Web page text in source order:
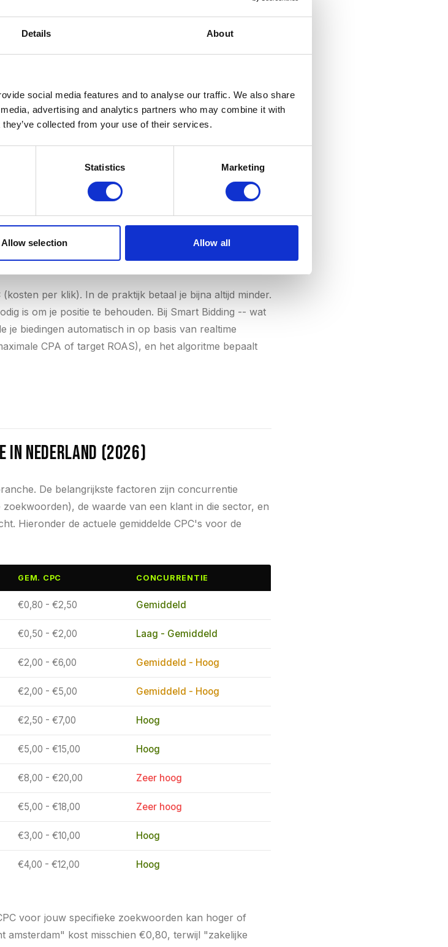
Details About
social media features and to analyse our traffic. We also share
advertising and analytics partners who may combine it with
collected from your use of their services.
Statistics Marketing
Allow selection Allow all
advertentie-extensies en zoekcontext)
een kwaliteitsscore van 8. Dan is je Ad Rank 24. Je
van 4 -- dat geeft een Ad Rank van 20. Jij wint
Je betaalt niet eens je maximale bod. Je betaalt
onder je te verslaan, plus €0,01.
in plaats van je maximale €3. Een hogere
over hoe die berekening exact werkt lees je in onze
per klik). In de praktijk betaal je bijna altijd minder.
is om je positie te behouden. Bij Smart Bidding -- wat
je biedingen automatisch in op basis van realtime
CPA of target ROAS), en het algoritme bepaalt
in Nederland (2026)
De belangrijkste factoren zijn concurrentie
de waarde van een klant in die sector, en
Hieronder de actuele gemiddelde CPC's voor de
GEM. CPC CONCURRENTIE
€0,80 - €2,50 Gemiddeld
€0,50 - €2,00 Laag - Gemiddeld
€2,00 - €6,00 Gemiddeld - Hoog
€2,00 - €5,00 Gemiddeld - Hoog
€2,50 - €7,00 Hoog
€5,00 - €15,00 Hoog
€8,00 - €20,00 Zeer hoog
€5,00 - €18,00 Zeer hoog
€3,00 - €10,00 Hoog
€4,00 - €12,00 Hoog
voor jouw specifieke zoekwoorden kan hoger of
amsterdam" kost misschien €0,80, terwijl "zakelijke